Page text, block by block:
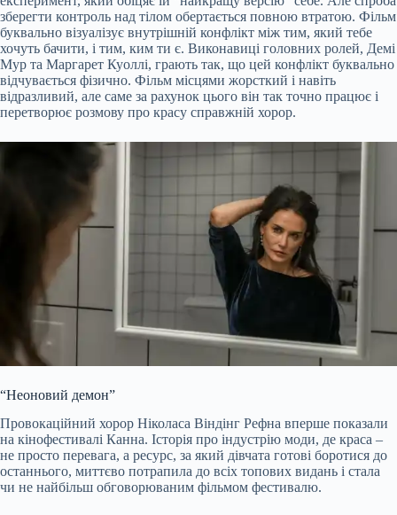
зберегти контроль над тілом обертається повною втратою. Фільм
буквально візуалізує внутрішній конфлікт між тим, який тебе
хочуть бачити, і тим, ким ти є. Виконавиці головних ролей, Демі
Мур та Маргарет Куоллі, грають так, що цей конфлікт буквально
відчувається фізично. Фільм місцями жорсткий і навіть
відразливий, але саме за рахунок цього він так точно працює і
перетворює розмову про красу справжній хорор.
“Неоновий демон”
Провокаційний хорор Ніколаса Віндінг Рефна вперше показали
на кінофестивалі Канна. Історія про індустрію моди, де краса –
не просто перевага, а ресурс, за який дівчата готові боротися до
останнього, миттєво потрапила до всіх топових видань і стала
чи не найбільш обговорюваним фільмом фестивалю.